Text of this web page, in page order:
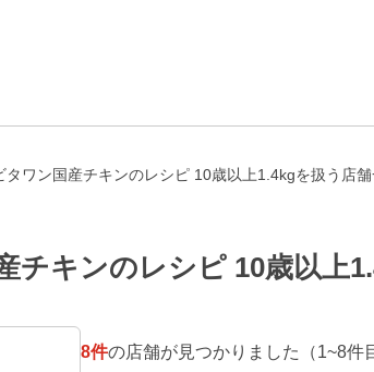
タワン国産チキンのレシピ 10歳以上1.4kgを扱う店
チキンのレシピ 10歳以上
8件の店舗が見つかりました （1~8件